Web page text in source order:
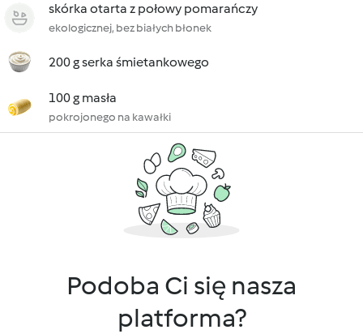
skórka otarta z połowy pomarańczy
ekologicznej, bez białych błonek
200 g serka śmietankowego
100 g masła
pokrojonego na kawałki
Podoba Ci się nasza
platforma?